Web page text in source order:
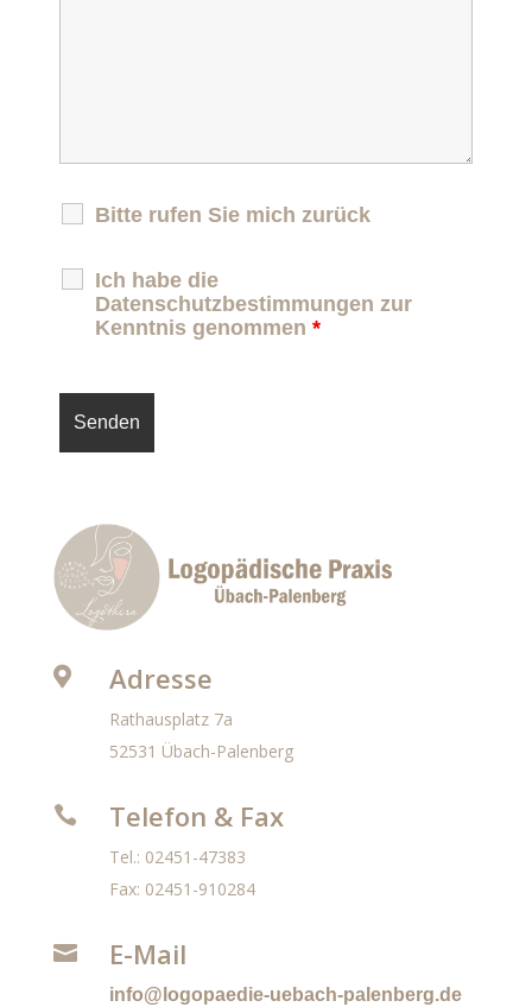
Bitte rufen Sie mich zurück
Ich habe die
Datenschutzbestimmungen zur
Kenntnis genommen *
 Adresse
Rathausplatz 7a
52531 Übach-Palenberg
 Telefon & Fax
Tel.: 02451-47383
Fax: 02451-910284
 E-Mail
info@logopaedie-uebach-palenberg.de